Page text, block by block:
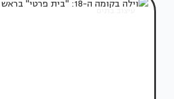
עיצוב בתים